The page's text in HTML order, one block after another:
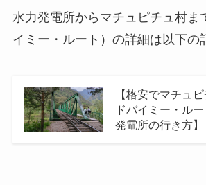
水力発電所からマチュピチュ村ま
イミー・ルート）の詳細は以下の
【格安でマチュ
ドバイミー・ル
発電所の行き方